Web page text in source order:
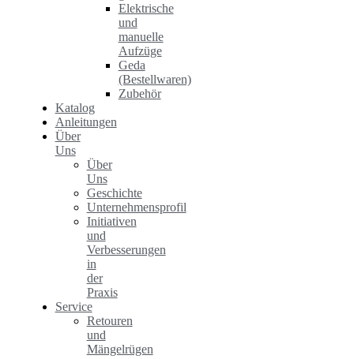
Elektrische
und
manuelle
Aufzüge
Geda
(Bestellwaren)
Zubehör
Katalog
Anleitungen
Über
Uns
Über
Uns
Geschichte
Unternehmensprofil
Initiativen
und
Verbesserungen
in
der
Praxis
Service
Retouren
und
Mängelrügen